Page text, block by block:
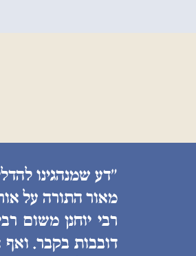
״דע שמנהגינו
מאור התורה על
רבי יוחנן משום
דובבות בקבר. ואף